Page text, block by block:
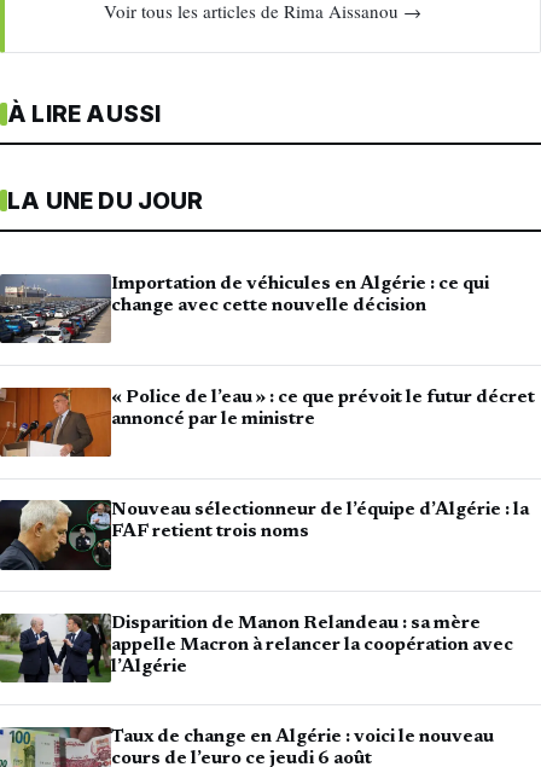
Voir tous les articles de Rima Aissanou →
À LIRE AUSSI
LA UNE DU JOUR
Importation de véhicules en Algérie : ce qui
change avec cette nouvelle décision
« Police de l’eau » : ce que prévoit le futur décret
annoncé par le ministre
Nouveau sélectionneur de l’équipe d’Algérie : la
FAF retient trois noms
Disparition de Manon Relandeau : sa mère
appelle Macron à relancer la coopération avec
l’Algérie
Taux de change en Algérie : voici le nouveau
cours de l’euro ce jeudi 6 août